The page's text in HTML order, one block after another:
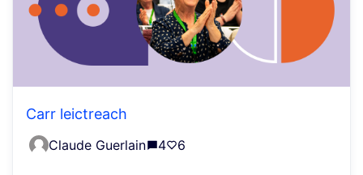
Carr leictreach
Claude Guerlain 4 6